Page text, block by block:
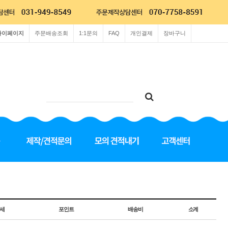
장바구니
개인결제
FAQ
1:1문의
주문배송조회
이페이지
포인트 배송비 소계